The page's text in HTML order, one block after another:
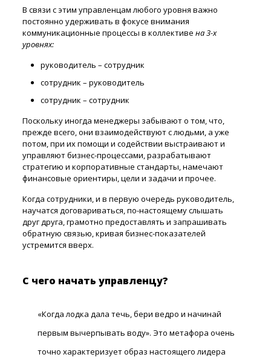
В связи с этим управленцам любого уровня важно
постоянно удерживать в фокусе внимания
коммуникационные процессы в коллективе на 3-х
уровнях:
руководитель – сотрудник
сотрудник – руководитель
сотрудник – сотрудник
Поскольку иногда менеджеры забывают о том, что,
прежде всего, они взаимодействуют с людьми, а уже
потом, при их помощи и содействии выстраивают и
управляют бизнес-процессами, разрабатывают
стратегию и корпоративные стандарты, намечают
финансовые ориентиры, цели и задачи и прочее.
Когда сотрудники, и в первую очередь руководитель,
научатся договариваться, по-настоящему слышать
друг друга, грамотно предоставлять и запрашивать
обратную связью, кривая бизнес-показателей
устремится вверх.
С чего начать управленцу?
«Когда лодка дала течь, бери ведро и начинай
первым вычерпывать воду». Это метафора очень
точно характеризует образ настоящего лидера